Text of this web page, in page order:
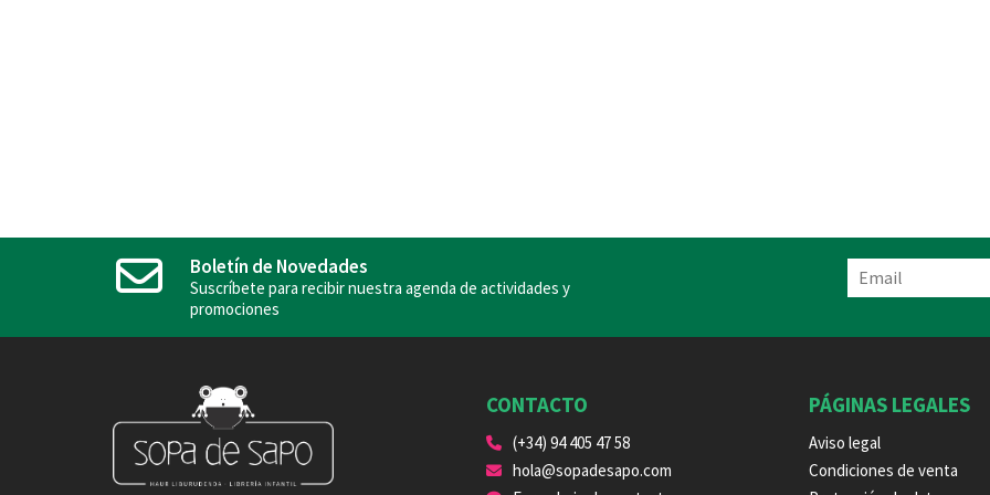
Boletín de Novedades
Suscríbete para recibir nuestra agenda de actividades y
promociones
CONTACTO
(+34) 94 405 47 58
hola@sopadesapo.com
PÁGINAS LEGALES
Aviso legal
Condiciones de venta